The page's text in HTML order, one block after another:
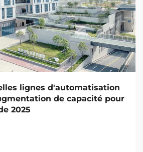
lignes d'automatisation
de capacité pour
2025